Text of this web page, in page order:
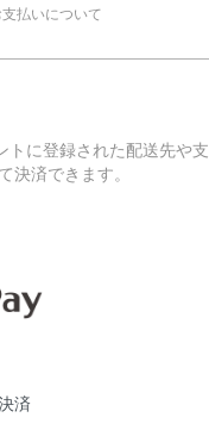
支払いについて
トに登録された配送先や支
決済できます。
済